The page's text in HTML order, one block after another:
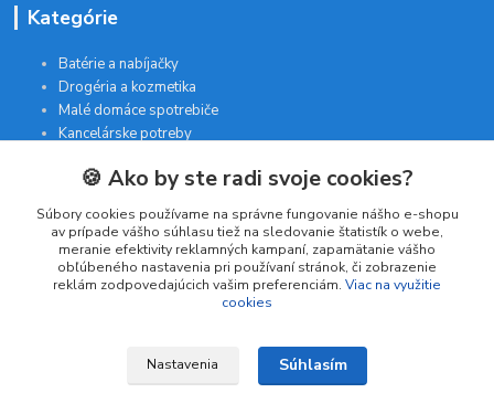
Kategórie
Batérie a nabíjačky
Drogéria a kozmetika
Malé domáce spotrebiče
Kancelárske potreby
Kontakt
INTERGAM s.r.o
Jelšová 5
🍪 Ako by ste radi svoje cookies?
Súbory cookies používame na správne fungovanie nášho e-shopu
av prípade vášho súhlasu tiež na sledovanie štatistík o webe,
meranie efektivity reklamných kampaní, zapamätanie vášho
obľúbeného nastavenia pri používaní stránok, či zobrazenie
reklám zodpovedajúcich vašim preferenciám. Viac na využitie
cookies
Nastavenia Súhlasím